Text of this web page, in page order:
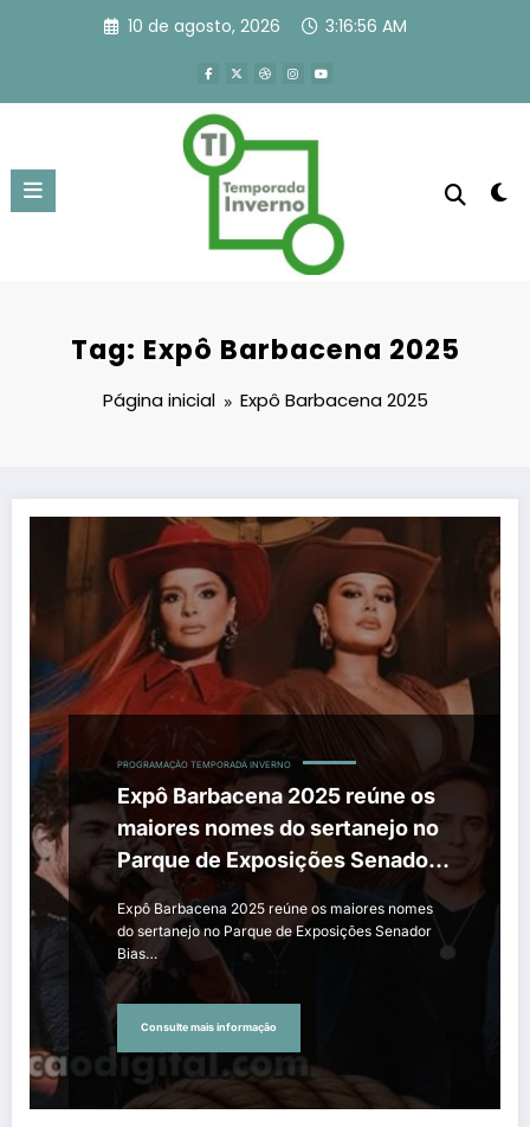
10 de agosto, 2026 3:16:56 AM
Tag: Expô Barbacena 2025
Página inicial Expô Barbacena 2025
PROGRAMAÇÃO TEMPORADA INVERNO
Expô Barbacena 2025 reúne os
maiores nomes do sertanejo no
Parque de Exposições Senador
Bias Fortes
Expô Barbacena 2025 reúne os maiores nomes
do sertanejo no Parque de Exposições Senador
Bias…
Consulte mais informação